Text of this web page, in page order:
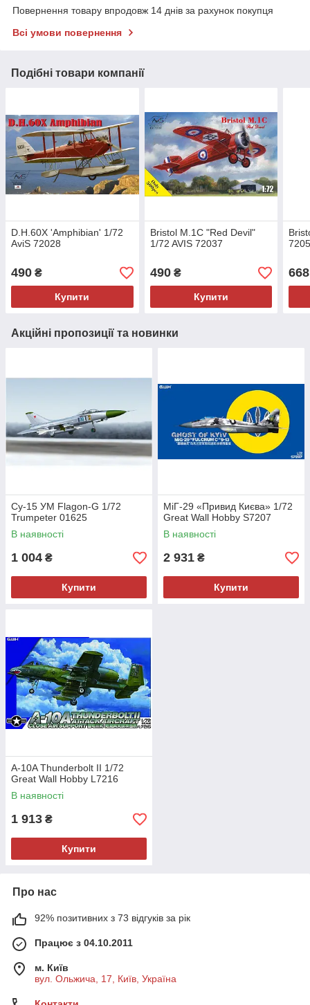
Повернення товару впродовж 14 днів за рахунок покупця
Всі умови повернення
Подібні товари компанії
D.H.60X 'Amphibian' 1/72
AviS 72028
490 ₴
Купити
Bristol M.1C "Red Devil"
1/72 AVIS 72037
490₴
Купити
668
Акційні пропозиції та новинки
Су-15 УМ Flagon-G 1/72
Trumpeter 01625
В наявності
1 004 ₴
Купити
МіГ-29 «Привид Києва» 1/72
Great Wall Hobby S7207
В наявності
2 931 ₴
Купити
A-10A Thunderbolt II 1/72
Great Wall Hobby L7216
В наявності
1 913 ₴
Купити
Про нас
92% позитивних з 73 відгуків за рік
Працює з 04.10.2011
м. Київ
вул. Ольжича, 17, Київ, Україна